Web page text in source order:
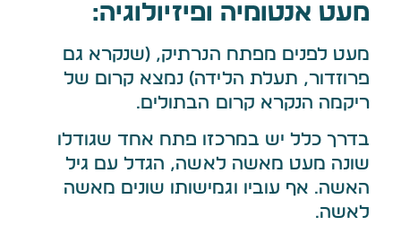
מעט אנטומיה ופיזיולוגיה:
מעט לפנים מפתח הנרתיק, (שנקרא גם
פרוזדור, תעלת הלידה) נמצא קרום של
ריקמה הנקרא קרום הבתולים.
בדרך כלל יש במרכזו פתח אחד שגודלו
שונה מעט מאשה לאשה, הגדל עם גיל
האשה. אף עוביו וגמישותו שונים מאשה
לאשה.